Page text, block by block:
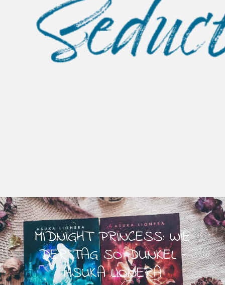
MIDNIGHT PRINCESS: WIE
DER TAG SO DUNKEL –
ASUKA LIONERA